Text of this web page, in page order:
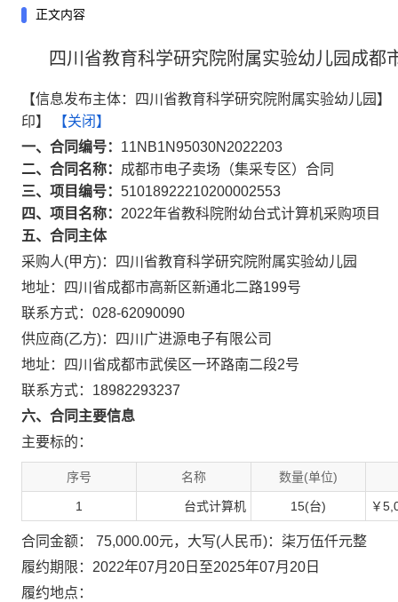
正文内容
四川省教育科学研究院附属实验幼儿园成
【信息发布主体：四川省教育科学研究院附属实验幼儿园】
印】
【关闭】
一、合同编号： 11NB1N95030N2022203
二、合同名称： 成都市电子卖场（集采专区）合同
三、项目编号： 51018922210200002553
四、项目名称： 2022年省教科院附幼台式计算机采购项目
五、合同主体
采购人(甲方)：四川省教育科学研究院附属实验幼儿园
地址：四川省成都市高新区新通北二路199号
联系方式：028-62090090
供应商(乙方)：四川广进源电子有限公司
地址：四川省成都市武侯区一环路南二段2号
联系方式：18982293237
六、合同主要信息
主要标的：
序号 名称 数量(单位)
1 台式计算机 15(台) ￥
合同金额： 75,000.00元，大写(人民币)：柒万伍仟元整
履约期限：2022年07月20日至2025年07月20日
履约地点：